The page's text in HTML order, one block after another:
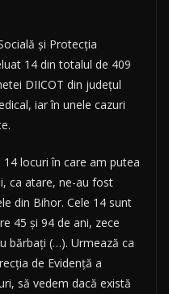
şi Protecţia
14 din totalul de 409
DIICOT din judeţul
iar în unele cazuri
locuri în care am putea
ca atare, ne-au fost
din Bihor. Cele 14 sunt
45 şi 94 de ani, zece
bărbaţi (…). Urmează ca
de Evidenţă a
să vedem dacă există